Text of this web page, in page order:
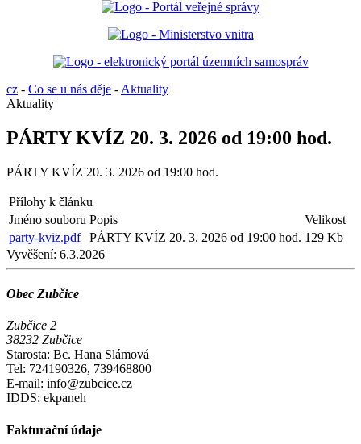
cz - Co se u nás děje - Aktuality
Aktuality
PÁRTY KVÍZ 20. 3. 2026 od 19:00 hod.
PÁRTY KVÍZ 20. 3. 2026 od 19:00 hod.
Přílohy k článku
Jméno souboru Popis
Velikost
party-kviz.pdf
PÁRTY KVÍZ 20. 3. 2026 od 19:00 hod. 129 Kb
Vyvěšení: 6.3.2026
Obec Zubčice
Zubčice 2
38232 Zubčice
Starosta: Bc. Hana Slámová
Tel: 724190326, 739468800
E-mail: info@zubcice.cz
IDDS: ekpaneh
Fakturační údaje